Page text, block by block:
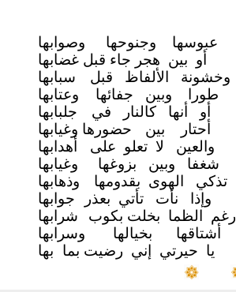
عبوسها وجنوحها
وصوابها
أو بين هجر جاء قبل غضابها
وخشونة الألفاظ قبل
سبابها
طورا وبين جفائها
وعتابها
أو أنها كالنار في
جلبابها
أحتار بين
حضورها وغيابها
والعين لا تعلو على
أهدابها
شغفا وبين بزوغها
وغيابها
تذكي الهوى بقدومها
وذهابها
وإذا نأت تأتي بعذر
جوابها
رغم الظما بخلت بكوب
شرابها
أشتاقها بخيالها
وسرابها
يا حيرتي إني رضيت بما
بها